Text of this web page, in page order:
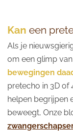
Kan een
Als je
om een glimp
bewegingen
pretecho in 3D of
helpen begrijpen
beweegt, Onze